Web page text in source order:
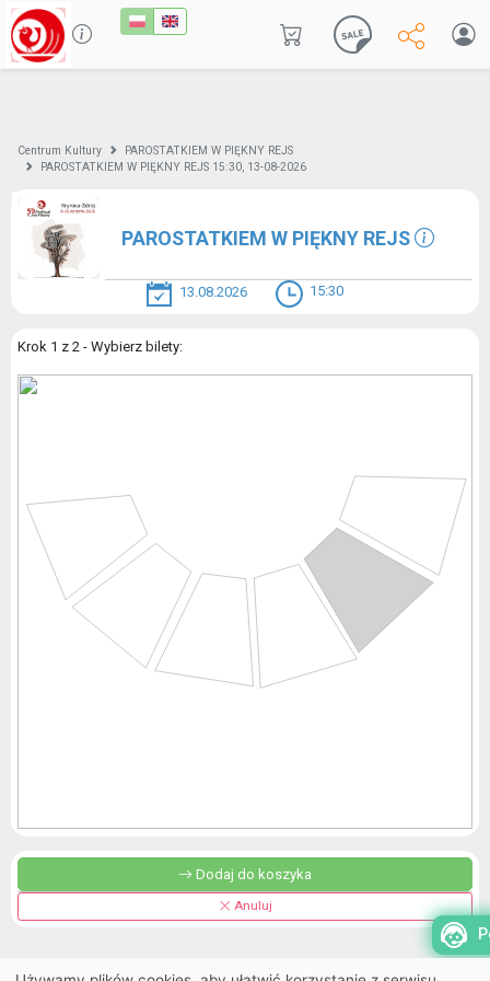
Centrum Kultury
PAROSTATKIEM W PIĘKNY REJS
PAROSTATKIEM W PIĘKNY REJS 15:30, 13-08-2026
PAROSTATKIEM W PIĘKNY REJS
13.08.2026 15:30
Krok 1 z 2 - Wybierz bilety:
Dodaj do koszyka
Anuluj